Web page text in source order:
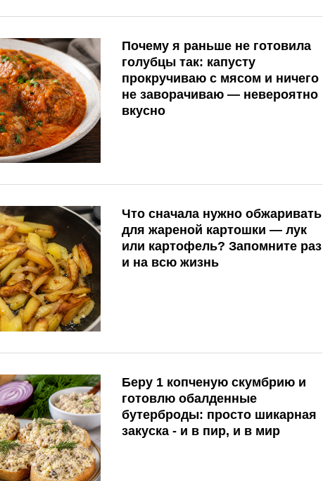
Почему я раньше не готовила
голубцы так: капусту
прокручиваю с мясом и ничего
не заворачиваю — невероятно
вкусно
Что сначала нужно обжаривать
для жареной картошки — лук
или картофель? Запомните раз
и на всю жизнь
Беру 1 копченую скумбрию и
готовлю обалденные
бутерброды: просто шикарная
закуска - и в пир, и в мир